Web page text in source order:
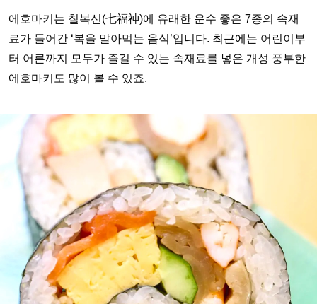
에호마키는 칠복신(七福神)에 유래한 운수 좋은 7종의 속재
료가 들어간 ‘복을 말아먹는 음식’입니다. 최근에는 어린이부
터 어른까지 모두가 즐길 수 있는 속재료를 넣은 개성 풍부한
에호마키도 많이 볼 수 있죠.